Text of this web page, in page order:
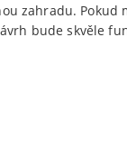
zahradu.
bude skvěle